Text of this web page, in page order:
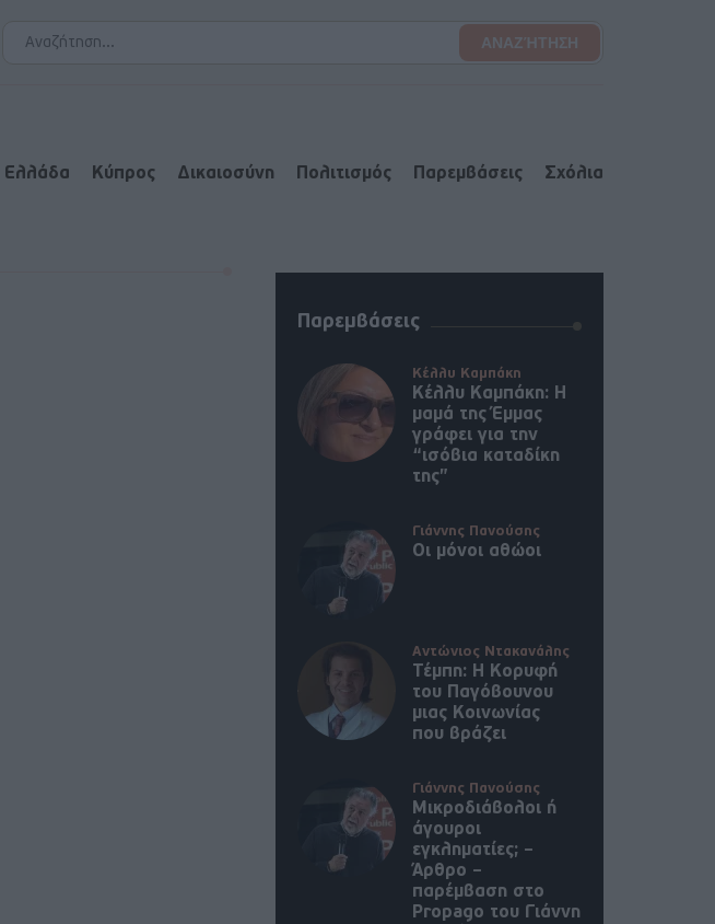
Ελλάδα Κύπρος Δικαιοσύνη Πολιτισμός Παρεμβάσεις Σχόλια
Παρεμβάσεις
Κέλλυ Καμπάκη
Κέλλυ Καμπάκη: Η
μαμά της Έμμας
γράφει για την
“ισόβια καταδίκη
της”
Γιάννης Πανούσης
Οι μόνοι αθώοι
Αντώνιος Ντακανάλης
Τέμπη: Η Κορυφή
του Παγόβουνου
μιας Κοινωνίας
που βράζει
Γιάννης Πανούσης
Μικροδιάβολοι ή
άγουροι
εγκληματίες; –
Άρθρο –
παρέμβαση στο
Propago του Γιάννη